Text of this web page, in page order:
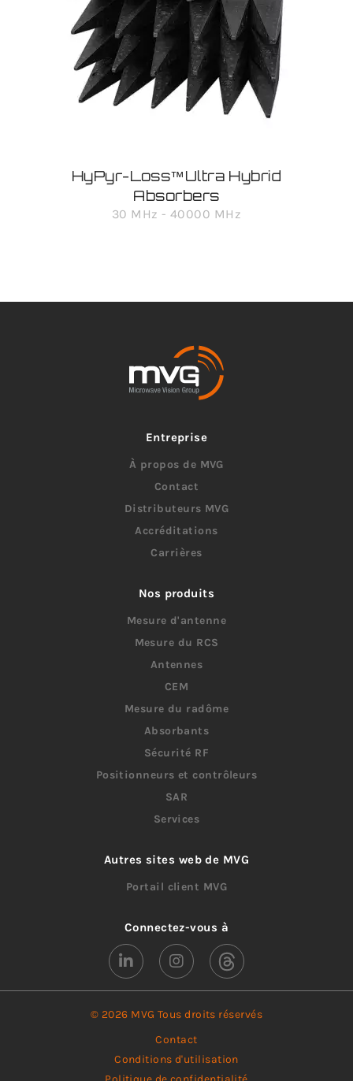
HyPyr-Loss™Ultra Hybrid
Absorbers
30 MHz - 40000 MHz
Entreprise
À propos de MVG
Contact
Distributeurs MVG
Accréditations
Carrières
Nos produits
Mesure d'antenne
Mesure du RCS
Antennes
CEM
Mesure du radôme
Absorbants
Sécurité RF
Positionneurs et contrôleurs
SAR
Services
Autres sites web de MVG
Portail client MVG
Connectez-vous à
© 2026 MVG Tous droits réservés
Contact
Conditions d'utilisation